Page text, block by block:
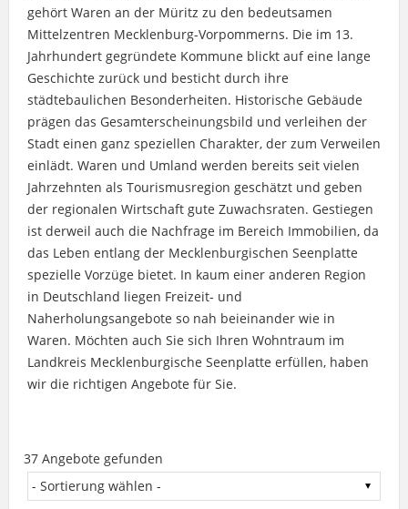
gehört Waren an der Müritz zu den bedeutsamen
Mittelzentren Mecklenburg-Vorpommerns. Die im 13.
Jahrhundert gegründete Kommune blickt auf eine lange
Geschichte zurück und besticht durch ihre
städtebaulichen Besonderheiten. Historische Gebäude
prägen das Gesamterscheinungsbild und verleihen der
Stadt einen ganz speziellen Charakter, der zum Verweilen
einlädt. Waren und Umland werden bereits seit vielen
Jahrzehnten als Tourismusregion geschätzt und geben
der regionalen Wirtschaft gute Zuwachsraten. Gestiegen
ist derweil auch die Nachfrage im Bereich Immobilien, da
das Leben entlang der Mecklenburgischen Seenplatte
spezielle Vorzüge bietet. In kaum einer anderen Region
in Deutschland liegen Freizeit- und
Naherholungsangebote so nah beieinander wie in
Waren. Möchten auch Sie sich Ihren Wohntraum im
Landkreis Mecklenburgische Seenplatte erfüllen, haben
wir die richtigen Angebote für Sie.
37 Angebote gefunden